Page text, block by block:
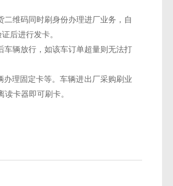
维码同时刷身份办理进厂业务，自
后进行发卡。
辆放行，如该车订单超量则无法打
理固定卡等。车辆进出厂采购刷业
卡器即可刷卡。